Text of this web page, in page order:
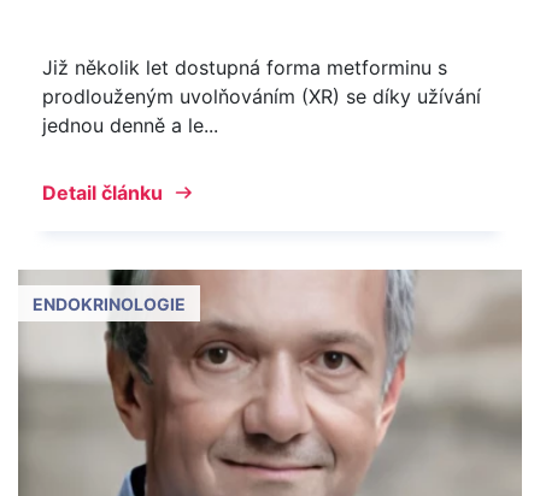
Již několik let dostupná forma metforminu s
prodlouženým uvolňováním (XR) se díky užívání
jednou denně a le...
Detail článku
ENDOKRINOLOGIE